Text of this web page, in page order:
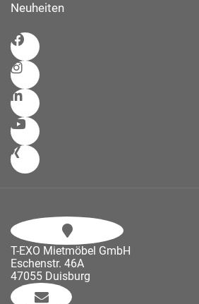
Neuheiten
T-EXO Mietmöbel GmbH
Eschenstr. 46A
47055 Duisburg